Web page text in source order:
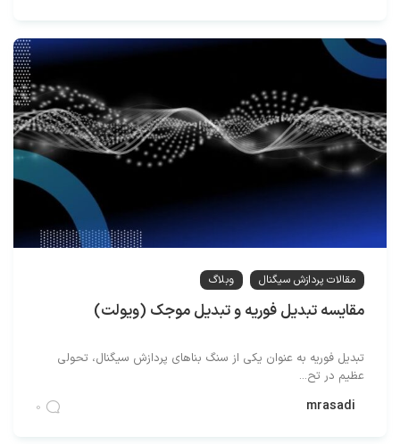
مقالات پردازش سیگنال وبلاگ
مقایسه تبدیل فوریه و تبدیل موجک (ویولت)
تبدیل فوریه به عنوان یکی از سنگ بناهای پردازش سیگنال، تحولی
عظیم در تح...
mrasadi
0